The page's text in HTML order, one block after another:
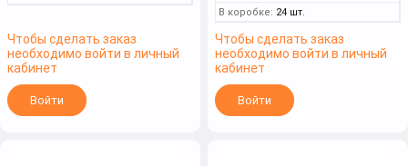
Чтобы сделать заказ
необходимо войти в личный
кабинет
Войти
В коробке: 24 шт.
Чтобы сделать заказ
необходимо войти в личный
кабинет
Войти